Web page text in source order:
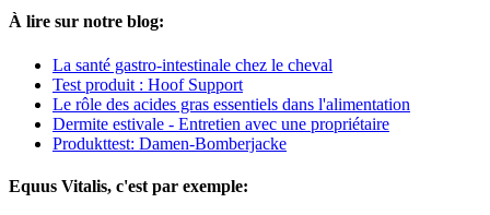
À lire sur notre blog:
La santé gastro-intestinale chez le cheval
Test produit : Hoof Support
Le rôle des acides gras essentiels dans l'alimentation
Dermite estivale - Entretien avec une propriétaire
Produkttest: Damen-Bomberjacke
Equus Vitalis, c'est par exemple: